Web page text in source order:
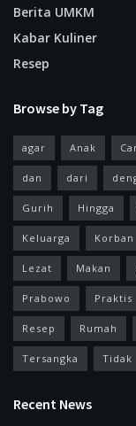
Berita UMKM
Kabar Kuliner
Resep
Browse by Tag
agar Anak
dan dari
Gurih Hingga
Keluarga Korban
Lezat Makan
Prabowo Praktis
Resep Rumah
Tersangka Tidak
Recent News